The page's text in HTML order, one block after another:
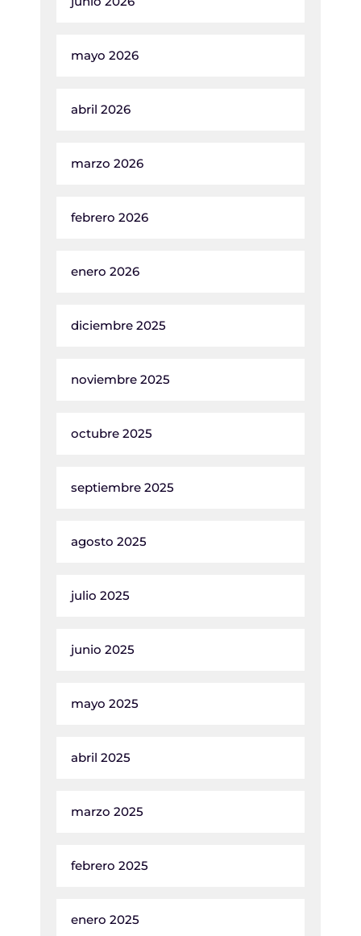
mayo 2026
abril 2026
marzo 2026
febrero 2026
enero 2026
diciembre 2025
noviembre 2025
octubre 2025
septiembre 2025
agosto 2025
julio 2025
junio 2025
mayo 2025
abril 2025
marzo 2025
febrero 2025
enero 2025